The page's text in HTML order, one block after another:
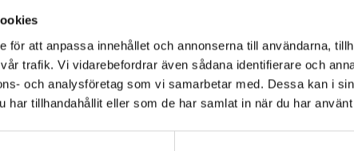
för att anpassa innehållet och annonserna till användarna,
trafik. Vi vidarebefordrar även sådana identifierare och
och analysföretag som vi samarbetar med. Dessa kan i
har tillhandahållit eller som de har samlat in när du har
hjälp